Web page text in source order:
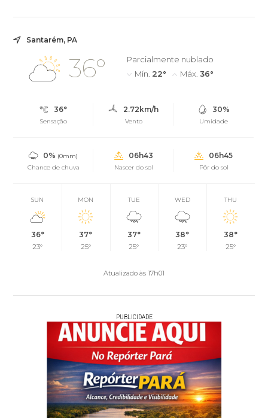
Santarém, PA
36°
Parcialmente nublado
Mín. 22° Máx. 36°
36°
Sensação
2.72km/h
Vento
30%
Umidade
0% (0mm)
Chance de chuva
06h43
Nascer do sol
06h45
Pôr do sol
SUN
36°
23°
MON
37°
25°
TUE
37°
25°
WED
38°
23°
THU
38°
25°
Atualizado às 17h01
PUBLICIDADE